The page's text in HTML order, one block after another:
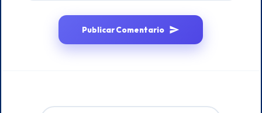
Publicar Comentario